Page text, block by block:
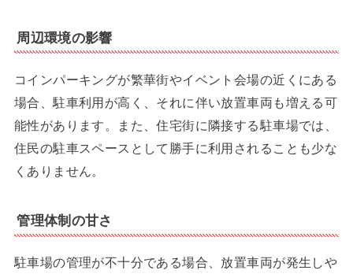
周辺環境の影響
コインパーキングが繁華街やイベント会場の近くにある
場合、駐車利用が高く、それに伴い放置車両も増える可
能性があります。また、住宅街に隣接する駐車場では、
住民の駐車スペースとして勝手に利用されることも少な
くありません。
管理体制の甘さ
駐車場の管理が不十分である場合、放置車両が発生しや